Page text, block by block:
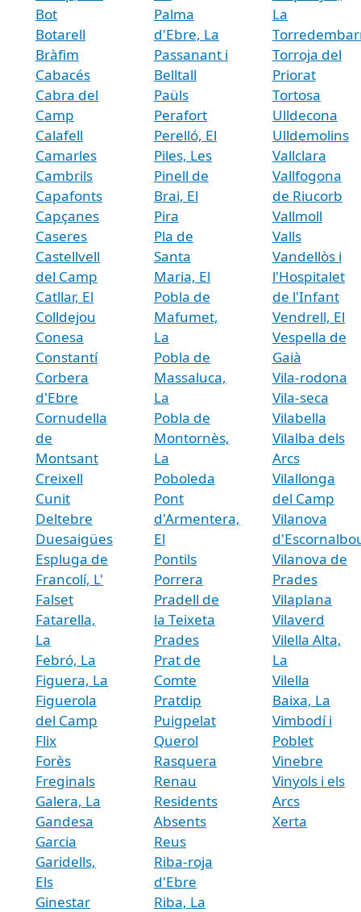
Bot
Botarell
Bràfim
Cabacés
Cabra del
Camp
Calafell
Camarles
Cambrils
Capafonts
Capçanes
Caseres
Castellvell
del Camp
Catllar, El
Colldejou
Conesa
Constantí
Corbera
d'Ebre
Cornudella
de
Montsant
Creixell
Cunit
Deltebre
Duesaigües
Espluga de
Francolí, L'
Falset
Fatarella,
La
Febró, La
Figuera, La
Figuerola
del Camp
Flix
Forès
Freginals
Galera, La
Gandesa
Garcia
Garidells,
Els
Ginestar
Palma
d'Ebre, La
Passanant i
Belltall
Paüls
Perafort
Perelló, El
Piles, Les
Pinell de
Brai, El
Pira
Pla de
Santa
Maria, El
Pobla de
Mafumet,
La
Pobla de
Massaluca,
La
Pobla de
Montornès,
La
Poboleda
Pont
d'Armentera,
El
Pontils
Porrera
Pradell de
la Teixeta
Prades
Prat de
Comte
Pratdip
Puigpelat
Querol
Rasquera
Renau
Residents
Absents
Reus
Riba-roja
d'Ebre
Riba, La
La
Torroja del
Priorat
Tortosa
Ulldecona
Ulldemolins
Vallclara
Vallfogona
de Riucorb
Vallmoll
Valls
Vandellòs i
l'Hospitalet
de l'Infant
Vendrell, El
Vespella de
Gaià
Vila-rodona
Vila-seca
Vilabella
Vilalba dels
Arcs
Vilallonga
del Camp
Vilanova
Vilanova de
Prades
Vilaplana
Vilaverd
Vilella Alta,
La
Vilella
Baixa, La
Vimbodí i
Poblet
Vinebre
Vinyols i els
Arcs
Xerta